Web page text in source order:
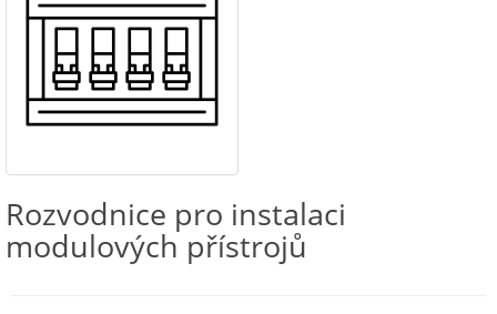
Rozvodnice pro instalaci
modulových přístrojů